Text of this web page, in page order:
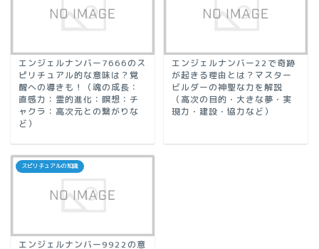
エンジェルナンバー7666のス
ピリチュアル的な意味は？覚
醒への導きも！（魂の成長：
直感力：霊的進化：瞑想：チ
ャクラ：高次元との繋がりな
ど）
エンジェルナンバー22で奇跡
が起きる理由とは？マスター
ビルダーの神聖な力を解説
（高次の目的・大きな夢・実
現力・建設・協力など）
スピリチュアルの知識
エンジェルナンバー9922の意